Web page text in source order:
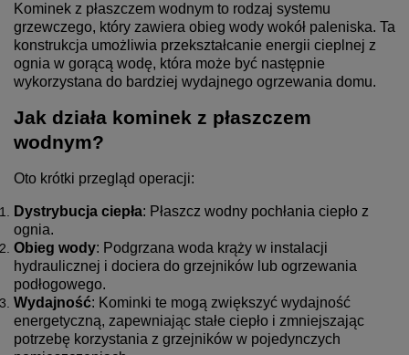
Kominek z płaszczem wodnym to rodzaj systemu
grzewczego, który zawiera obieg wody wokół paleniska. Ta
konstrukcja umożliwia przekształcanie energii cieplnej z
ognia w gorącą wodę, która może być następnie
wykorzystana do bardziej wydajnego ogrzewania domu.
Jak działa kominek z płaszczem
wodnym?
Oto krótki przegląd operacji:
Dystrybucja ciepła: Płaszcz wodny pochłania ciepło z
ognia.
Obieg wody: Podgrzana woda krąży w instalacji
hydraulicznej i dociera do grzejników lub ogrzewania
podłogowego.
Wydajność: Kominki te mogą zwiększyć wydajność
energetyczną, zapewniając stałe ciepło i zmniejszając
potrzebę korzystania z grzejników w pojedynczych